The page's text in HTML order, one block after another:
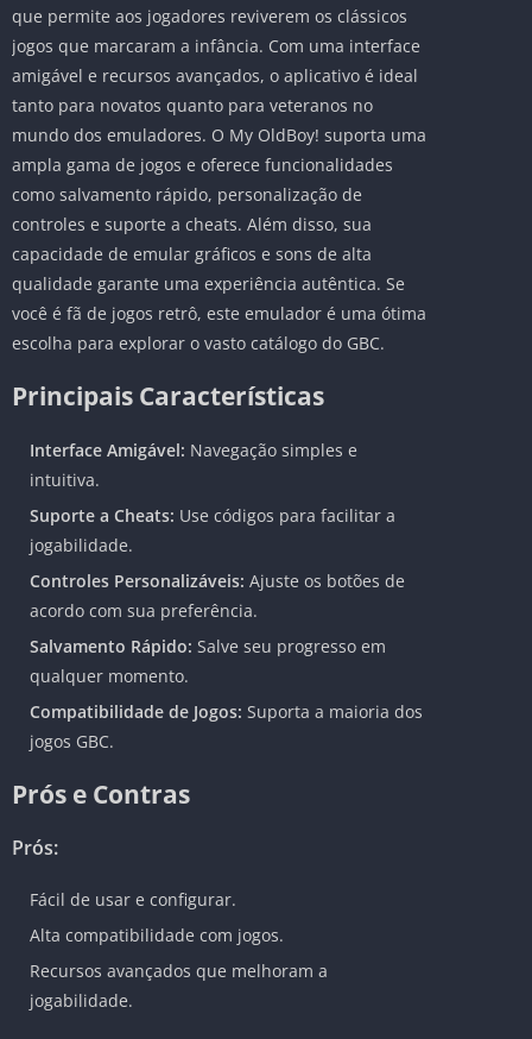
que permite aos jogadores reviverem os clássicos
jogos que marcaram a infância. Com uma interface
amigável e recursos avançados, o aplicativo é ideal
tanto para novatos quanto para veteranos no
mundo dos emuladores. O My OldBoy! suporta uma
ampla gama de jogos e oferece funcionalidades
como salvamento rápido, personalização de
controles e suporte a cheats. Além disso, sua
capacidade de emular gráficos e sons de alta
qualidade garante uma experiência autêntica. Se
você é fã de jogos retrô, este emulador é uma ótima
escolha para explorar o vasto catálogo do GBC.
Principais Características
Interface Amigável: Navegação simples e
intuitiva.
Suporte a Cheats: Use códigos para facilitar a
jogabilidade.
Controles Personalizáveis: Ajuste os botões de
acordo com sua preferência.
Salvamento Rápido: Salve seu progresso em
qualquer momento.
Compatibilidade de Jogos: Suporta a maioria dos
jogos GBC.
Prós e Contras
Prós:
Fácil de usar e configurar.
Alta compatibilidade com jogos.
Recursos avançados que melhoram a
jogabilidade.